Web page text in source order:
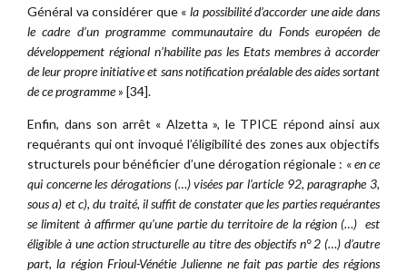
Général va considérer que « la possibilité d’accorder une aide dans
le cadre d’un programme communautaire du Fonds européen de
développement régional n’habilite pas les Etats membres à accorder
de leur propre initiative et sans notification préalable des aides sortant
de ce programme» [34].
Enfin, dans son arrêt « Alzetta », le TPICE répond ainsi aux
requérants qui ont invoqué l’éligibilité des zones aux objectifs
structurels pour bénéficier d’une dérogation régionale : «en ce
qui concerne les dérogations (…) visées par l’article 92, paragraphe 3,
sous a) et c), du traité, il suffit de constater que les parties requérantes
se limitent à affirmer qu’une partie du territoire de la région (…) est
éligible à une action structurelle au titre des objectifs n° 2 (…) d’autre
part, la région Frioul-Vénétie Julienne ne fait pas partie des régions